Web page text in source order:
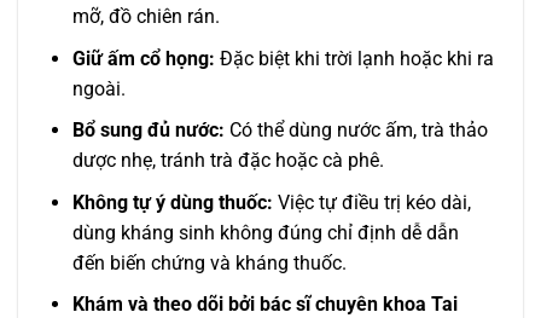
mỡ, đồ chiên rán.
Giữ ấm cổ họng: Đặc biệt khi trời lạnh hoặc khi ra
ngoài.
Bổ sung đủ nước: Có thể dùng nước ấm, trà thảo
dược nhẹ, tránh trà đặc hoặc cà phê.
Không tự ý dùng thuốc: Việc tự điều trị kéo dài,
dùng kháng sinh không đúng chỉ định dễ dẫn
đến biến chứng và kháng thuốc.
Khám và theo dõi bởi bác sĩ chuyên khoa Tai